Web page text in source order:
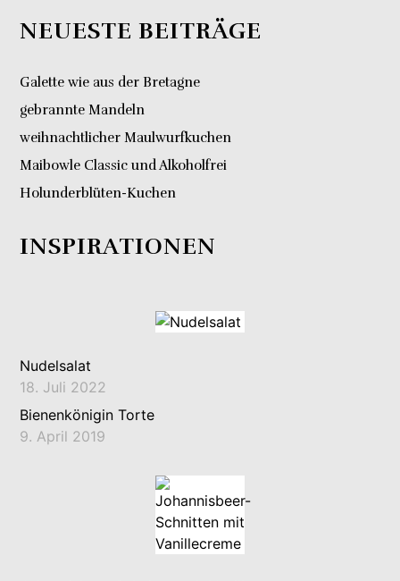
NEUESTE BEITRÄGE
Galette wie aus der Bretagne
gebrannte Mandeln
weihnachtlicher Maulwurfkuchen
Maibowle Classic und Alkoholfrei
Holunderblüten-Kuchen
INSPIRATIONEN
Nudelsalat
18. Juli 2022
Bienenkönigin Torte
9. April 2019